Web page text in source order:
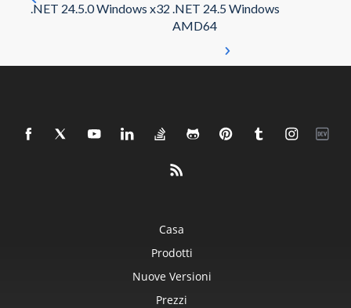
.NET 24.5.0 Windows x32 .NET 24.5 Windows
AMD64
Casa
Prodotti
Nuove Versioni
Prezzi